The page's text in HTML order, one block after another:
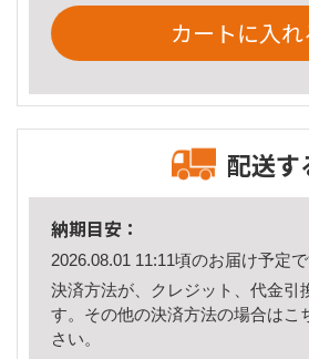
カートに入れ
配送す
納期目安：
2026.08.01 11:11頃のお届け予定で
決済方法が、クレジット、代金引
す。その他の決済方法の場合はこ
さい。